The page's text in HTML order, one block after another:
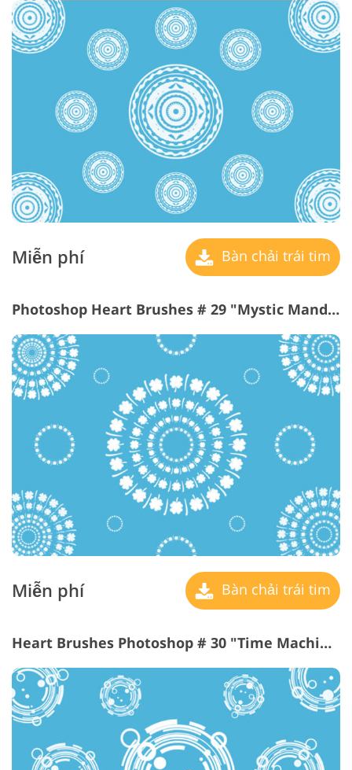
Miễn phí Bàn chải trái tim
Photoshop Heart Brushes # 29 "Mystic Mandala"
Miễn phí Bàn chải trái tim
Heart Brushes Photoshop # 30 "Time Machine"